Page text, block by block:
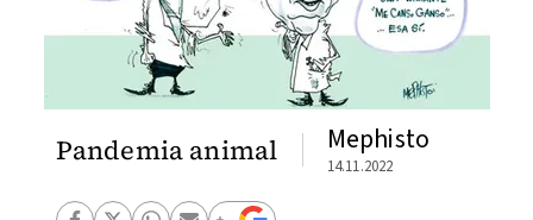
Pandemia animal Mephisto
14.11.2022